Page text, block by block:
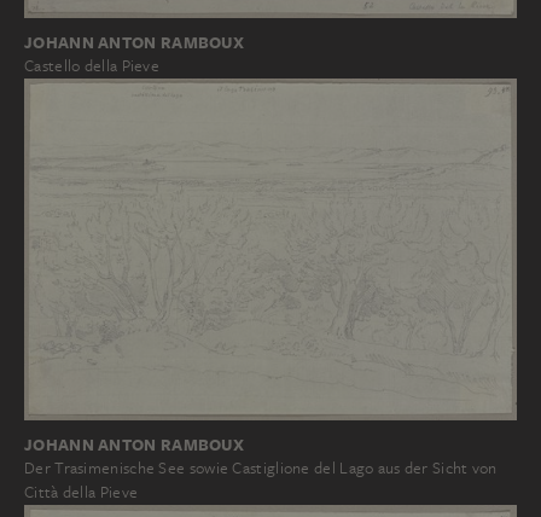
JOHANN ANTON RAMBOUX
Castello della Pieve
JOHANN ANTON RAMBOUX
Der Trasimenische See sowie Castiglione del Lago aus der Sicht von
Città della Pieve